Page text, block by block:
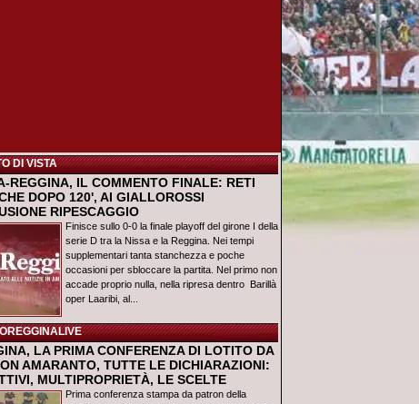
DI VISTA
REGGINA, IL COMMENTO FINALE: RETI
DOPO 120', AI GIALLOROSSI
RIPESCAGGIO
Finisce sullo 0-0 la finale playoff del girone I della
serie D tra la Nissa e la Reggina. Nei tempi
supplementari tanta stanchezza e poche
occasioni per sbloccare la partita. Nel primo non
accade proprio nulla, nella ripresa dentro Barillà
oper Laaribi, al...
LA PRIMA CONFERENZA DI LOTITO DA
AMARANTO, TUTTE LE DICHIARAZIONI:
MULTIPROPRIETÀ, LE SCELTE
Prima conferenza stampa da patron della